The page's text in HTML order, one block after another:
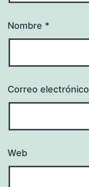
Nombre *
Correo electrónico
Web